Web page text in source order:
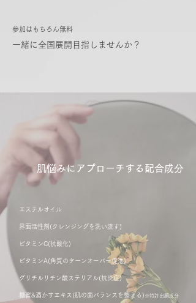
参加はもちろん無料
一緒に全国展開目指しませんか？
肌悩みにアプローチする配合成分
エステルオイル
界面活性剤(クレンジングを洗い流す)
ビタミンC(抗酸化)
ビタミンA(角質のターンオーバー促進)
グリチルリチン酸ステリアル(抗炎症)
糖蜜&酒かすエキス(肌の菌バランスを整える)​ ※特許出願成分